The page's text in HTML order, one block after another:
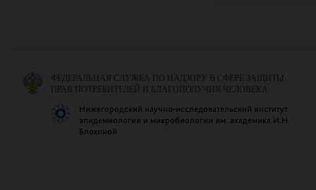
ФЕДЕРАЛЬНАЯ СЛУЖБА ПО НАДЗОРУ В СФЕРЕ ЗАЩИТЫ
ПРАВ ПОТРЕБИТЕЛЕЙ И БЛАГОПОЛУЧИЯ ЧЕЛОВЕКА
Нижегородский научно-исследовательский институт
эпидемиологии и микробиологии им. академика И.Н.
Блохиной